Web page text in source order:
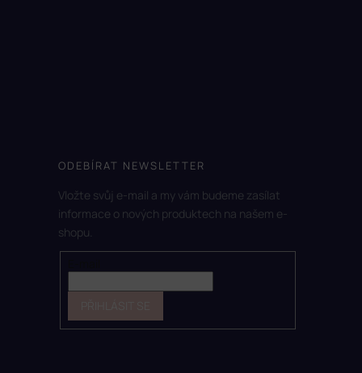
ODEBÍRAT NEWSLETTER
Vložte svůj e-mail a my vám budeme zasílat
informace o nových produktech na našem e-
shopu.